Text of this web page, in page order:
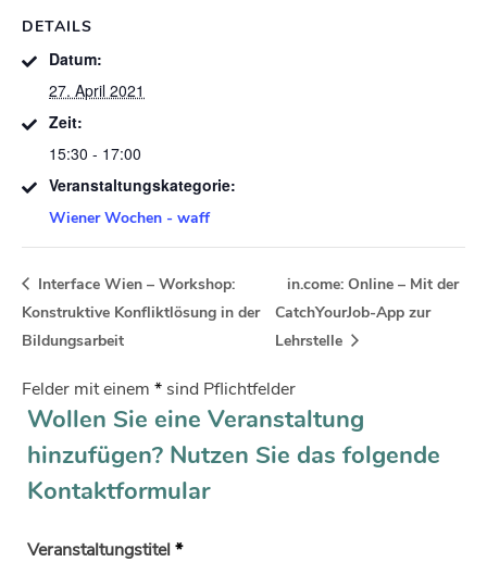
DETAILS
Datum:
27. April 2021
Zeit:
15:30 - 17:00
Veranstaltungskategorie:
Wiener Wochen - waff
Interface Wien – Workshop:
Konstruktive Konfliktlösung in der
Bildungsarbeit
in.come: Online – Mit der
CatchYourJob-App zur
Lehrstelle
Felder mit einem * sind Pflichtfelder
Wollen Sie eine Veranstaltung
hinzufügen? Nutzen Sie das folgende
Kontaktformular
Veranstaltungstitel*